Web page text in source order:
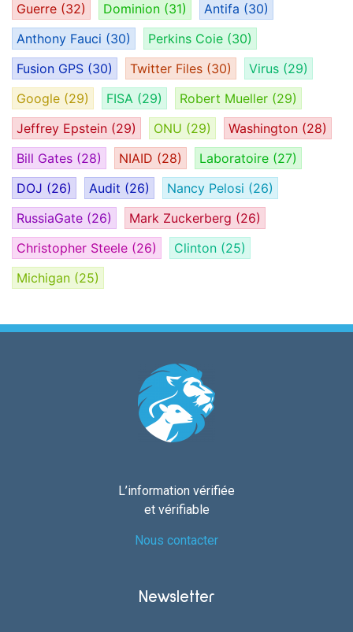
Guerre (32) Dominion (31) Antifa (30)
Anthony Fauci (30) Perkins Coie (30)
Fusion GPS (30) Twitter Files (30) Virus (29)
Google (29) FISA (29) Robert Mueller (29)
Jeffrey Epstein (29) ONU (29) Washington (28)
Bill Gates (28) NIAID (28) Laboratoire (27)
DOJ (26) Audit (26) Nancy Pelosi (26)
RussiaGate (26) Mark Zuckerberg (26)
Christopher Steele (26) Clinton (25)
Michigan (25)
L’information vérifiée
et vérifiable
Nous contacter
Newsletter